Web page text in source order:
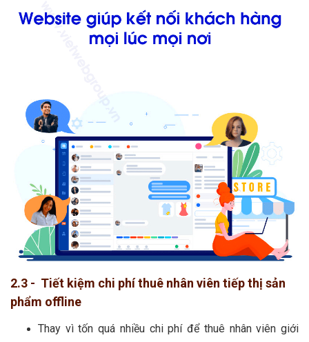
2.3 - Tiết kiệm chi phí thuê nhân viên tiếp thị sản
phẩm offline
Thay vì tốn quá nhiều chi phí để thuê nhân viên giới